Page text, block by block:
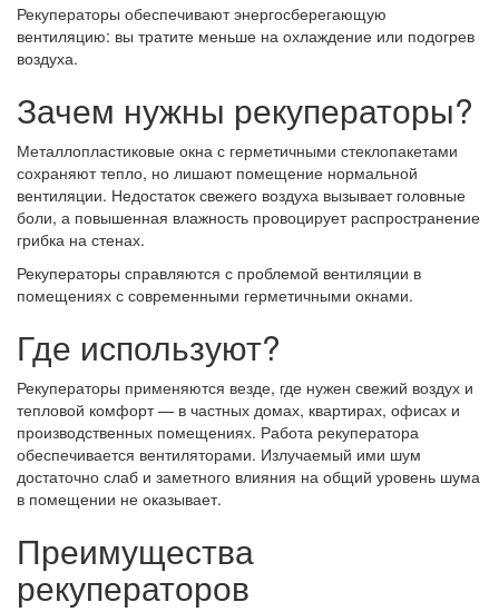
Рекуператоры обеспечивают энергосберегающую
вентиляцию: вы тратите меньше на охлаждение или подогрев
воздуха.
Зачем нужны рекуператоры?
Металлопластиковые окна с герметичными стеклопакетами
сохраняют тепло, но лишают помещение нормальной
вентиляции. Недостаток свежего воздуха вызывает головные
боли, а повышенная влажность провоцирует распространение
грибка на стенах.
Рекуператоры справляются с проблемой вентиляции в
помещениях с современными герметичными окнами.
Где используют?
Рекуператоры применяются везде, где нужен свежий воздух и
тепловой комфорт — в частных домах, квартирах, офисах и
производственных помещениях. Работа рекуператора
обеспечивается вентиляторами. Излучаемый ими шум
достаточно слаб и заметного влияния на общий уровень шума
в помещении не оказывает.
Преимущества
рекуператоров